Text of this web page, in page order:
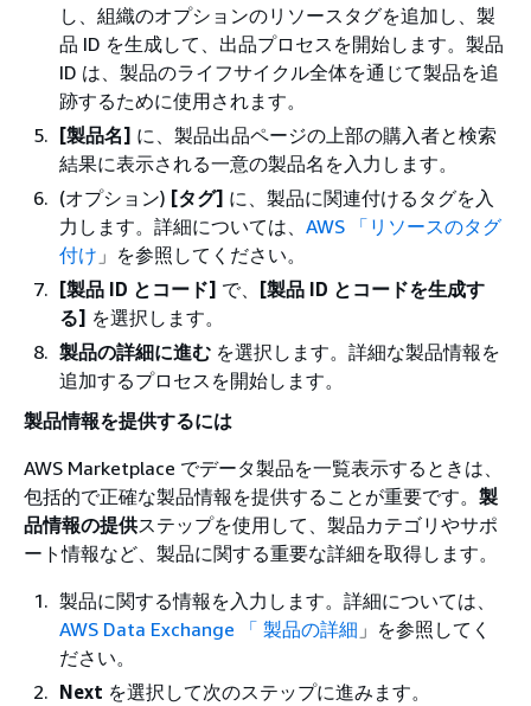
し、組織のオプションのリソースタグを追加し、製
品 ID を生成して、出品プロセスを開始します。製品
ID は、製品のライフサイクル全体を通じて製品を追
跡するために使用されます。
[製品名] に、製品出品ページの上部の購入者と検索
結果に表示される一意の製品名を入力します。
(オプション) [タグ] に、製品に関連付けるタグを入
力します。詳細については、 AWS 「リソースのタグ
付け 」を参照してください。
[製品 ID とコード] で、 [製品 ID とコードを生成す
る] を選択します。
製品の詳細に進む を選択します。詳細な製品情報を
追加するプロセスを開始します。
製品情報を提供するには
AWS Marketplace でデータ製品を一覧表示するときは、
包括的で正確な製品情報を提供することが重要です。 製
品情報の提供ステップを使用して、製品カテゴリやサポ
ート情報など、製品に関する重要な詳細を取得します。
製品に関する情報を入力します。詳細については、
AWS Data Exchange 「 製品の詳細 」を参照してく
ださい。
Next を選択して次のステップに進みます。